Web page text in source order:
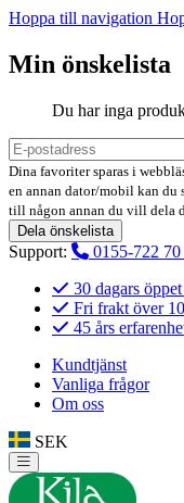
Hoppa till navigation
Min önskelista
Du har inga
Dina favoriter sparas i
en annan dator/mobil kan
till någon annan du vill dela
Dela önskelista
Support: 0155-722 70
30 dagars
Fri frakt över
45 års
Kundtjänst
Vanliga frågor
Om oss
SEK